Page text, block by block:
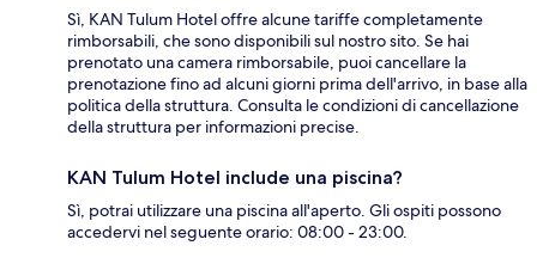
Sì, KAN Tulum Hotel offre alcune tariffe completamente
rimborsabili, che sono disponibili sul nostro sito. Se hai
prenotato una camera rimborsabile, puoi cancellare la
prenotazione fino ad alcuni giorni prima dell'arrivo, in base alla
politica della struttura. Consulta le condizioni di cancellazione
della struttura per informazioni precise.
KAN Tulum Hotel include una piscina?
Sì, potrai utilizzare una piscina all'aperto. Gli ospiti possono
accedervi nel seguente orario: 08:00 - 23:00.